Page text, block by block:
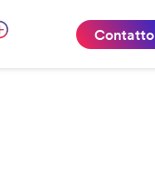
Contatto